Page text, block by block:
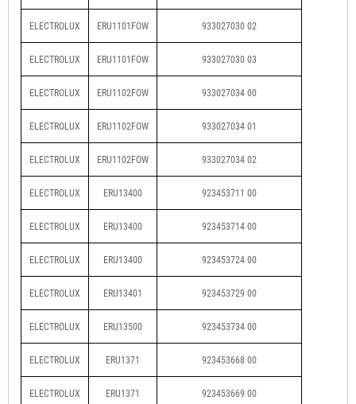
ELECTROLUX ERU1101FOW 933027030 02
ELECTROLUX ERU1101FOW 933027030 03
ELECTROLUX ERU1102FOW 933027034 00
ELECTROLUX ERU1102FOW 933027034 01
ELECTROLUX ERU1102FOW 933027034 02
ELECTROLUX ERU13400 923453711 00
ELECTROLUX ERU13400 923453714 00
ELECTROLUX ERU13400 923453724 00
ELECTROLUX ERU13401 923453729 00
ELECTROLUX ERU13500 923453734 00
ELECTROLUX ERU1371 923453668 00
ELECTROLUX ERU1371 923453669 00